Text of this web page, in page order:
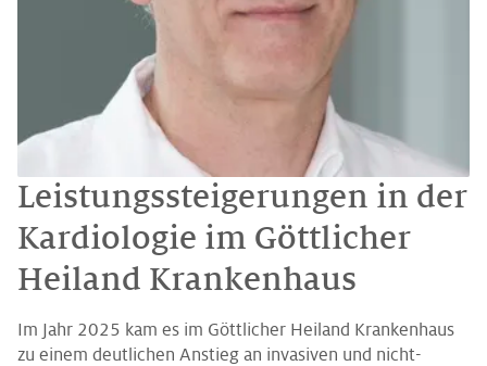
Leistungssteigerungen in der
Kardiologie im Göttlicher
Heiland Krankenhaus
Im Jahr 2025 kam es im Göttlicher Heiland Krankenhaus
zu einem deutlichen Anstieg an invasiven und nicht-